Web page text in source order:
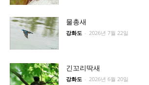
물총새
강화도 - 2026년 7월 22일
긴꼬리딱새
강화도 - 2026년 6월 20일